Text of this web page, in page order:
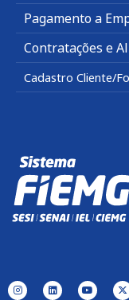
Pagamento a
Contratações e
Cadastro Cliente/